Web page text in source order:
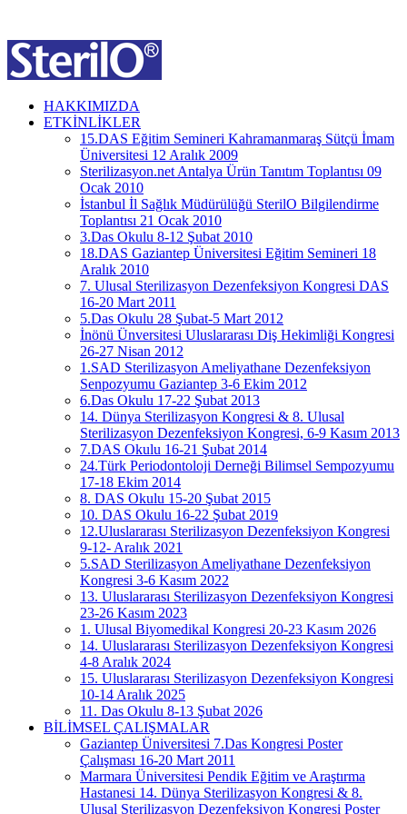
HAKKIMIZDA
ETKİNLİKLER
15.DAS Eğitim Semineri Kahramanmaraş Sütçü İmam
Üniversitesi 12 Aralık 2009
Sterilizasyon.net Antalya Ürün Tanıtım Toplantısı 09
Ocak 2010
İstanbul İl Sağlık Müdürülüğü SterilO Bilgilendirme
Toplantısı 21 Ocak 2010
3.Das Okulu 8-12 Şubat 2010
18.DAS Gaziantep Üniversitesi Eğitim Semineri 18
Aralık 2010
7. Ulusal Sterilizasyon Dezenfeksiyon Kongresi DAS
16-20 Mart 2011
5.Das Okulu 28 Şubat-5 Mart 2012
İnönü Ünversitesi Uluslararası Diş Hekimliği Kongresi
26-27 Nisan 2012
1.SAD Sterilizasyon Ameliyathane Dezenfeksiyon
Senpozyumu Gaziantep 3-6 Ekim 2012
6.Das Okulu 17-22 Şubat 2013
14. Dünya Sterilizasyon Kongresi & 8. Ulusal
Sterilizasyon Dezenfeksiyon Kongresi, 6-9 Kasım 2013
7.DAS Okulu 16-21 Şubat 2014
24.Türk Periodontoloji Derneği Bilimsel Sempozyumu
17-18 Ekim 2014
8. DAS Okulu 15-20 Şubat 2015
10. DAS Okulu 16-22 Şubat 2019
12.Uluslararası Sterilizasyon Dezenfeksiyon Kongresi
9-12- Aralık 2021
5.SAD Sterilizasyon Ameliyathane Dezenfeksiyon
Kongresi 3-6 Kasım 2022
13. Uluslararası Sterilizasyon Dezenfeksiyon Kongresi
23-26 Kasım 2023
1. Ulusal Biyomedikal Kongresi 20-23 Kasım 2026
14. Uluslararası Sterilizasyon Dezenfeksiyon Kongresi
4-8 Aralık 2024
15. Uluslararası Sterilizasyon Dezenfeksiyon Kongresi
10-14 Aralık 2025
11. Das Okulu 8-13 Şubat 2026
BİLİMSEL ÇALIŞMALAR
Gaziantep Üniversitesi 7.Das Kongresi Poster
Çalışması 16-20 Mart 2011
Marmara Üniversitesi Pendik Eğitim ve Araştırma
Hastanesi 14. Dünya Sterilizasyon Kongresi & 8.
Ulusal Sterilizasyon Dezenfeksiyon Kongresi Poster